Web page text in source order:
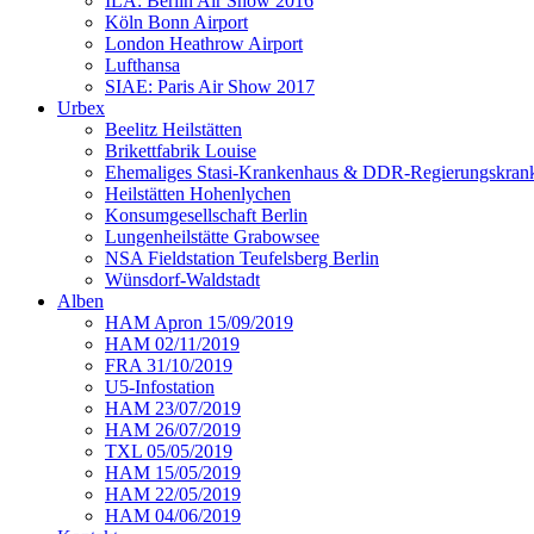
Köln Bonn Airport
London Heathrow Airport
Lufthansa
SIAE: Paris Air Show 2017
Urbex
Beelitz Heilstätten
Brikettfabrik Louise
Ehemaliges Stasi-Krankenhaus & DDR-
Heilstätten Hohenlychen
Konsumgesellschaft Berlin
Lungenheilstätte Grabowsee
NSA Fieldstation Teufelsberg Berlin
Wünsdorf-Waldstadt
Alben
HAM Apron 15/09/2019
HAM 02/11/2019
FRA 31/10/2019
U5-Infostation
HAM 23/07/2019
HAM 26/07/2019
TXL 05/05/2019
HAM 15/05/2019
HAM 22/05/2019
HAM 04/06/2019